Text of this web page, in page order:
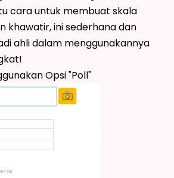
cara untuk membuat skala
khawatir, ini sederhana dan
ahli dalam menggunakannya
Opsi "Poll"